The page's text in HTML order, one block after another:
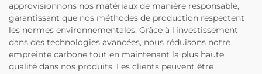
approvisionnons nos matériaux de manière responsable,
garantissant que nos méthodes de production respectent
les normes environnementales. Grâce à l'investissement
dans des technologies avancées, nous réduisons notre
empreinte carbone tout en maintenant la plus haute
qualité dans nos produits. Les clients peuvent être